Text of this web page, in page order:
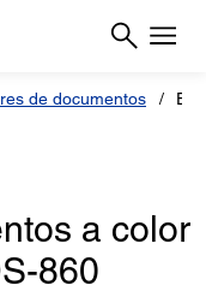
de documentos
a color
860